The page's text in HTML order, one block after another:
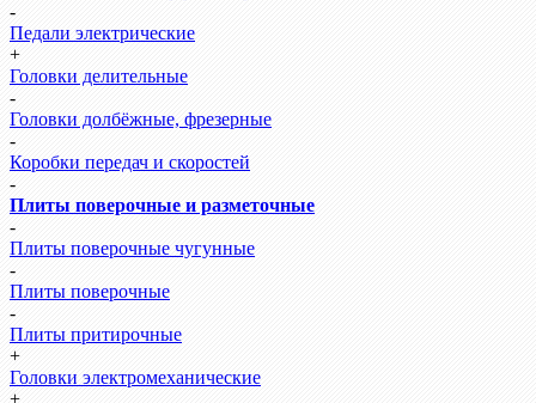
-
Педали электрические
+
Головки делительные
-
Головки долбёжные, фрезерные
-
Коробки передач и скоростей
-
Плиты поверочные и разметочные
-
Плиты поверочные чугунные
-
Плиты поверочные
-
Плиты притирочные
+
Головки электромеханические
+